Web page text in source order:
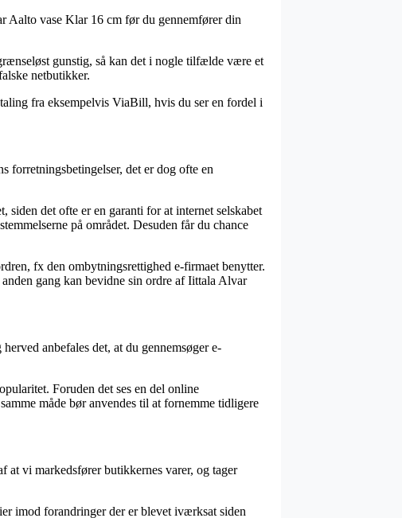
Aalto vase Klar 16 cm før du gennemfører din
gunstig, så kan det i nogle tilfælde være et
netbutikker.
fra eksempelvis ViaBill, hvis du ser en fordel i
forretningsbetingelser, det er dog ofte en
det ofte er en garanti for at internet selskabet
på området. Desuden får du chance
fx den ombytningsrettighed e-firmaet benytter.
gang kan bevidne sin ordre af Iittala Alvar
anbefales det, at du gennemsøger e-
Foruden det ses en del online
måde bør anvendes til at fornemme tidligere
at vi markedsfører butikkernes varer, og tager
imod forandringer der er blevet iværksat siden